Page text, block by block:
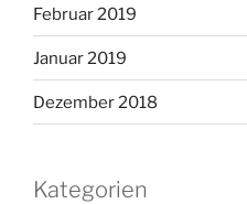
Februar 2019
Januar 2019
Dezember 2018
Kategorien